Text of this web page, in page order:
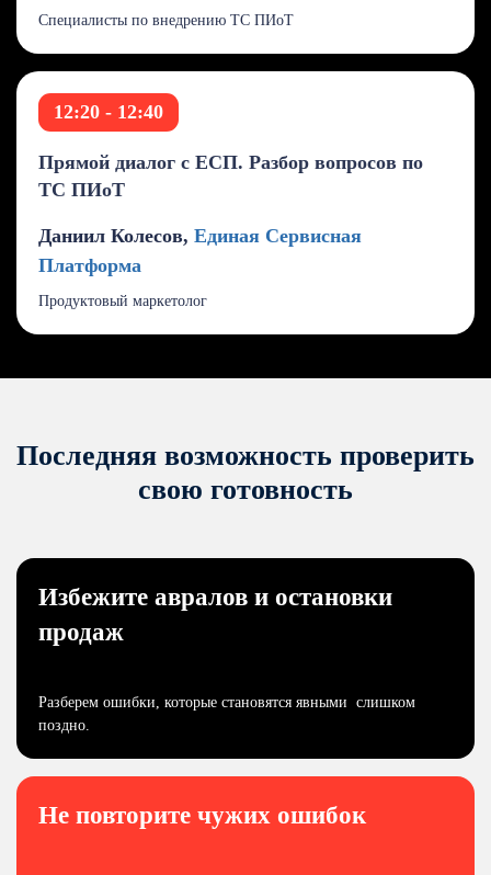
Специалисты по внедрению ТС ПИоТ
12:20 - 12:40
Прямой диалог с ЕСП. Разбор вопросов по
ТС ПИоТ
Даниил Колесов, Единая Сервисная
Платформа
Продуктовый маркетолог
Последняя возможность проверить
свою готовность
Избежите авралов и остановки
продаж
Разберем ошибки, которые становятся явными слишком
поздно.
Не повторите чужих ошибок